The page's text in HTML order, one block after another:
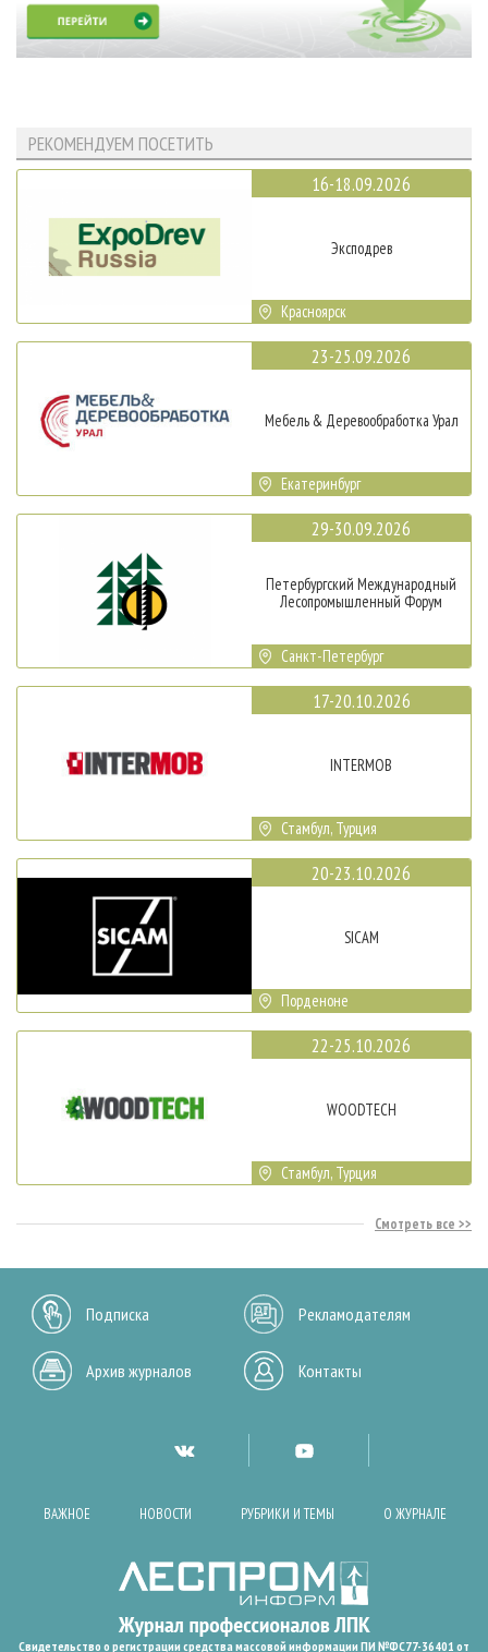
РЕКОМЕНДУЕМ ПОСЕТИТЬ
16-18.09.2026
Эксподрев
Красноярск
23-25.09.2026
Мебель & Деревообработка Урал
Екатеринбург
29-30.09.2026
Петербургский Международный
Лесопромышленный Форум
Санкт-Петербург
17-20.10.2026
INTERMOB
Стамбул, Турция
20-23.10.2026
SICAM
Порденоне
22-25.10.2026
WOODTECH
Стамбул, Турция
Смотреть все
Подписка Рекламодателям
Архив журналов Контакты
ВАЖНОЕ НОВОСТИ РУБРИКИ И ТЕМЫ О ЖУРНАЛЕ
Свидетельство о регистрации средства массовой информации ПИ №ФС77-36401 от